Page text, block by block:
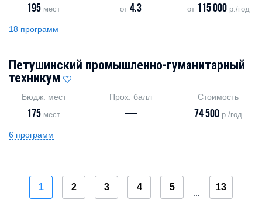
195 мест от4.3 от 115 000р./год
18 программ
Петушинский промышленно-гуманитарный
техникум
Бюдж. мест
175 мест
Прох. балл
—
Стоимость
74 500 р./год
6 программ
1 2 3 4 5 13